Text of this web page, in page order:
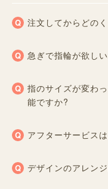
注文してからどの
急ぎで指輪が欲し
指のサイズが変わ
能ですか?
アフターサービス
デザインのアレン